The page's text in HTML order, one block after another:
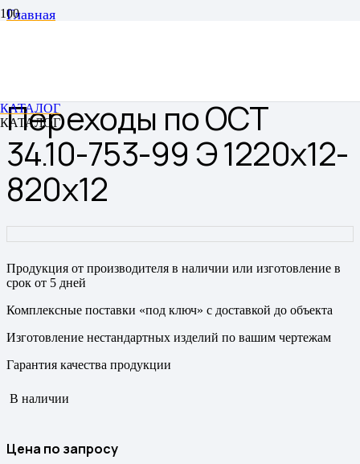
КАТАЛОГ
КАТАЛОГ
Главная
Переходы по ОСТ
34.10-753-99 Э 1220х12-
820х12
Продукция от производителя в наличии или изготовление в
срок от 5 дней
Комплексные поставки «под ключ» с доставкой до объекта
Изготовление нестандартных изделий по вашим чертежам
Гарантия качества продукции
В наличии
Цена по запросу